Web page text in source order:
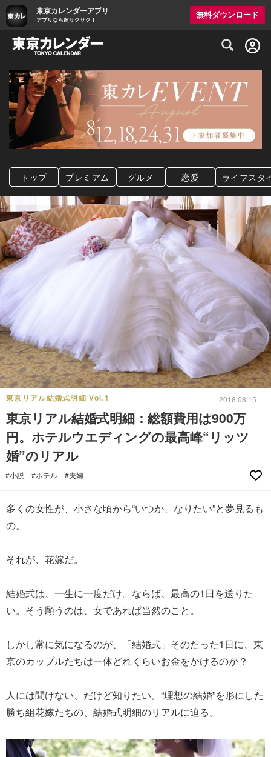
東京カレンダーアプリ
アプリなら超サクサク！
無料ダウンロード
グルメ情報・プレミアムレストラン予約
トップ プレミアム グルメ 恋愛 ライフスタ
東京リアル結婚式明細 Vol.1 2018.08.15
東京リアル結婚式明細：総額費用は900万
円。ホテルウエディングの最高峰“リッツ
婚”のリアル
#小説 #ホテル #夫婦
多くの女性が、小さな頃から“いつか、なりたい”と夢見るも
の。
それが、花嫁だ。
結婚式は、一生に一度だけ。ならば、最高の1日を送りた
い。そう願うのは、女であれば当然のこと。
しかし常に気になるのが、「結婚式」そのたった1日に、東
京のカップルたちは一体どれくらいお金をかけるのか？
人には聞けない、だけど知りたい。“理想の結婚”を形にした
勝ち組花嫁たちの、結婚式明細のリアルに迫る。